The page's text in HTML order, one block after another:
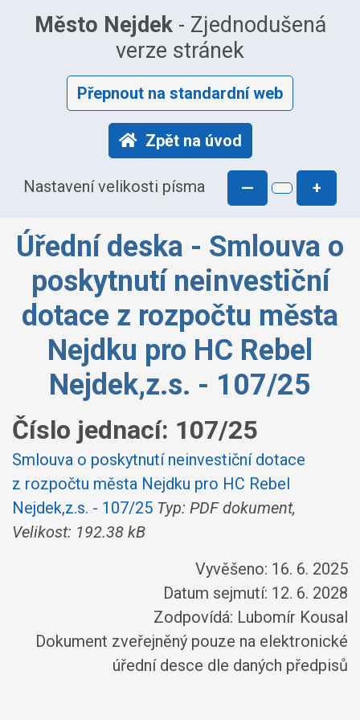
Město Nejdek- Zjednodušená
verze stránek
Přepnout na standardní web
Zpět na úvod
Nastavení velikosti písma — +
Úřední deska - Smlouva o
poskytnutí neinvestiční
dotace z rozpočtu města
Nejdku pro HC Rebel
Nejdek,z.s. - 107/25
Číslo jednací: 107/25
Smlouva o poskytnutí neinvestiční dotace
z rozpočtu města Nejdku pro HC Rebel
Nejdek,z.s. - 107/25 Typ: PDF dokument,
Velikost: 192.38 kB
Vyvěšeno: 16. 6. 2025
Datum sejmutí: 12. 6. 2028
Zodpovídá: Lubomír Kousal
Dokument zveřejněný pouze na elektronické
úřední desce dle daných předpisů